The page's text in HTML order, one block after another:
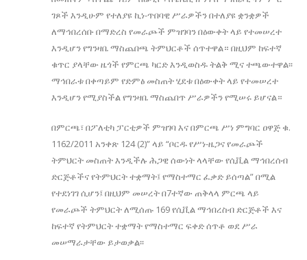
ገጾች እንዲሁም የተለያዩ ኪነ-ጥበባዊ ሥራዎችን በተለያዩ ቋንቋዎች
ለማኅበረሰቡ በማድረስ የመራጮች ምዝገባን በዕውቀት ላይ የተመሠረተ
እንዲሆን የግንዛቤ ማስጨበጫ ትምህርቶች ሰጥተዋል። በዚህም ከፍተኛ
ቁጥር ያላቸው ዜጎች የምርጫ ካርድ እንዲወስዱ ትልቅ ሚና ተጫውተዋል፡፡
ማኅበራቱ በቀጣይም የድምፅ መስጠት ሂደቱ በዕውቀት ላይ የተመሠረተ
እንዲሆን የሚያስችል የግንዛቤ ማስጨበጥ ሥራዎችን የሚሠሩ ይሆናል።
በምርጫ፣ በፖለቲካ ፓርቲዎች ምዝገባ እና በምርጫ ሥነ ምግባር ዐዋጅ ቁ.
1162/2011 አንቀጽ 124 (2)” ላይ “ቦርዱ የሥነ-ዜጋና የመራጮች
ትምህርት መስጠት እንዲችሉ ሕጋዊ ሰውነት ላላቸው የሲቪል ማኅበረሰብ
ድርጅቶችና የትምህርት ተቋማት፤ የማስተማር ፈቃድ ይሰጣል” በሚል
የተደነገገ ሲሆን፤ በዚህም መሠረት በ7ተኛው ጠቅላላ ምርጫ ላይ
የመራጮች ትምህርት ለሚሰጡ 169 የሲቪል ማኅበረስብ ድርጅቶች እና
ከፍተኛ የትምህርት ተቋማት የማስተማር ፍቀድ ሰጥቶ ወደ ሥራ
መሠማራታቸው ይታወቃል፡፡